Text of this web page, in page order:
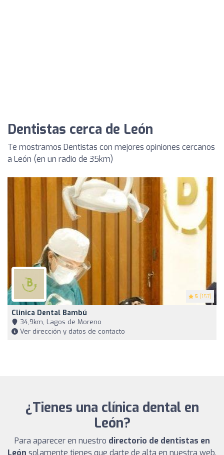
Dentistas cerca de León
Te mostramos Dentistas con mejores opiniones cercanos
a León (en un radio de 35km)
5 (157)
Clinica Dental Bambú
34,9km, Lagos de Moreno
Ver dirección y datos de contacto
¿Tienes una clínica dental en
León?
Para aparecer en nuestro directorio de dentistas en